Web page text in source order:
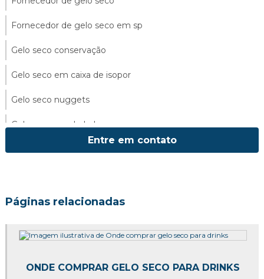
Fornecedor de gelo seco em sp
Gelo seco conservação
Gelo seco em caixa de isopor
Gelo seco nuggets
Gelo seco para balada
Gelo seco para eventos
Gelo seco para transporte de alimentos
Entre em contato
Páginas relacionadas
ONDE COMPRAR GELO SECO PARA DRINKS